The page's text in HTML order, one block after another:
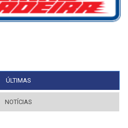
ÚLTIMAS
NOTÍCIAS